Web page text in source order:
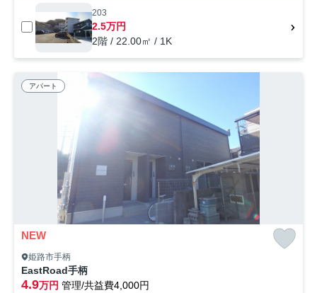
203
2.5万円
2階 / 22.00㎡ / 1K
アパート
NEW
姫路市手柄
EastRoad手柄
4.9万円 管理/共益費4,000円